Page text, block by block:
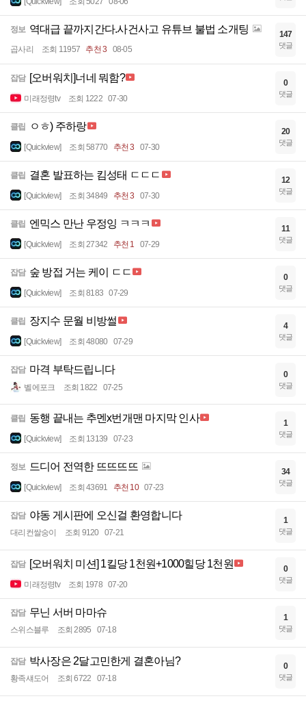
정보 역대급 끝까지간다.사건사고 유튜브 불법 소개팅
곱사리 조회 11957 추천 3 08-05
147
댓글
잡담 [오버워치]너네 뭐함?
미래정령tv 조회 1222 07-30
0
댓글
클립 ㅇㅎ) 주하랑
[Quickview] 조회 58770 추천 3 07-30
20
댓글
클립 결혼 발표하는 킴성태 ㄷㄷㄷ
[Quickview] 조회 34849 추천 3 07-30
12
댓글
클립 엔믹스 만난 우정잉 ㅋㅋㅋ
[Quickview] 조회 27342 추천 1 07-29
11
댓글
잡담 숲 방접 거는 케이 ㄷㄷ
[Quickview] 조회 8183 07-29
0
댓글
클립 장지수 문월 비방썰
[Quickview] 조회 48080 07-29
4
댓글
잡담 마격 부탁드립니다
벨에포크 조회 1822 07-25
0
댓글
클립 동행 끝내는 추멘x번개맨 마지막 인사
[Quickview] 조회 13139 07-23
1
댓글
정보 드디어 전역한 뜨뜨뜨뜨
[Quickview] 조회 43691 추천 10 07-23
34
댓글
잡담 야동 게시판에 오신걸 환영합니다
대리컨쌀숭이 조회 9120 07-21
1
댓글
잡담 [오버워치 미션] 1킬당 1천원+1000힐당 1천원
미래정령tv 조회 1978 07-20
0
댓글
잡담 무닌 서버 마마슈
스위스블루 조회 2895 07-18
1
댓글
잡담 박사장은 2달고민한게 결혼아님?
황족섀도어 조회 6722 07-18
0
댓글